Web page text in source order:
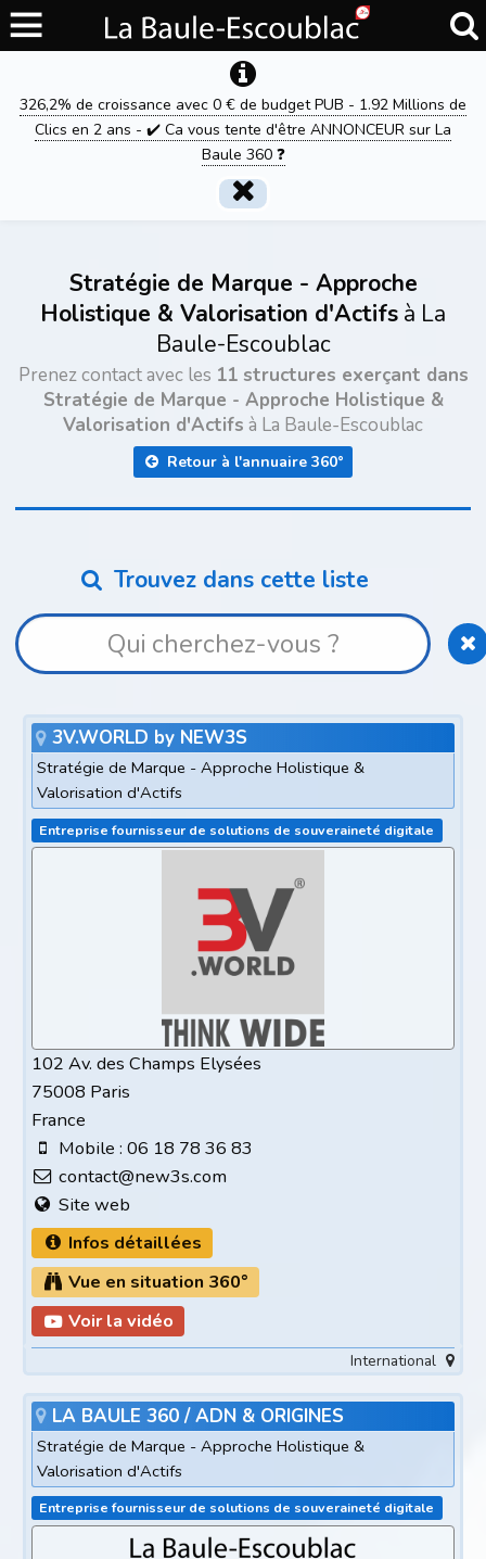
326,2% de croissance avec 0 € de budget PUB - 1.92 Millions de
Clics en 2 ans - ✔️ Ca vous tente d'être ANNONCEUR sur La
Baule 360 ❓
Stratégie de Marque - Approche
Holistique & Valorisation d'Actifs à La
Baule-Escoublac
Prenez contact avec les 11 structures exerçant dans
Stratégie de Marque - Approche Holistique &
Valorisation d'Actifs à La Baule-Escoublac
Retour à l'annuaire 360°
Trouvez dans cette liste
3V.WORLD by NEW3S
Stratégie de Marque - Approche Holistique &
Valorisation d'Actifs
Entreprise fournisseur de solutions de souveraineté digitale
102 Av. des Champs Elysées
75008 Paris
France
Mobile : 06 18 78 36 83
contact@new3s.com
Site web
Infos détaillées
Vue en situation 360°
Voir la vidéo
International
LA BAULE 360 / ADN & ORIGINES
Stratégie de Marque - Approche Holistique &
Valorisation d'Actifs
Entreprise fournisseur de solutions de souveraineté digitale